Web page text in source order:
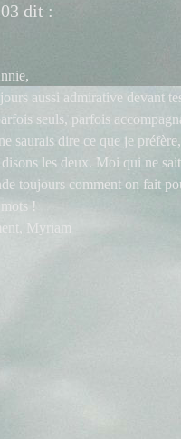
dit :
aussi admirative devant
seuls, parfois
saurais dire ce que je
les deux. Moi qui ne
toujours comment on fait
!
Myriam